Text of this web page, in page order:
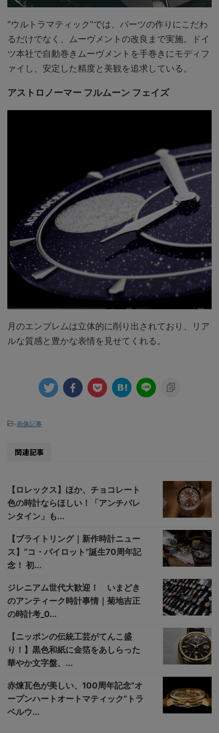
“ウルトラマティック”では、パーツの作りにこだわ
るだけでなく、ムーヴメントの改良まで実施。ドイ
ツ本社で自動巻きムーヴメントを手巻きにモディフ
ァイし、安定した精度と美観を追求している。
アストロノーマー フルムーン フェイズ
月のエンブレムは立体的に削り出されており、リア
ルな質感と豊かな表情を見せてくれる。
-画像記事
関連記事
【ロレックス】ほか、チョコレート
色の時計ならほしい！「アンチバレ
ンタイン」も...
【ブライトリング｜新作時計ニュー
ス】“コ・パイロット”誕生70周年記
念！ 初...
ジレニアム世代大歓迎！ いまどき
のアンティーク時計事情｜菊地吉正
の時計考_0...
【ニッポンの伝統工芸がてんこ盛
り！】黒色和紙に金箔をあしらった
華やか文字盤、...
赤煉瓦色が美しい、100周年記念“オ
ープンハートオートマティック”トラ
ベルウ...